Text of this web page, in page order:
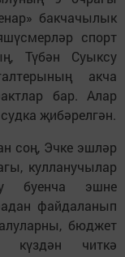
бакчачылык
спорт
Түбән Суыксу
акча
бар. Алар
җибәрелгән.
соң, Эчке эшләр
кулланучылар
буенча эшне
файдаланып
бюджет
күздән читкә